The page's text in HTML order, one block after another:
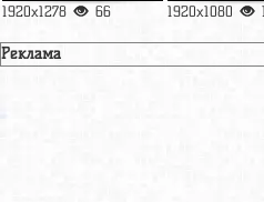
1920x1278 66 1920x1080
Реклама